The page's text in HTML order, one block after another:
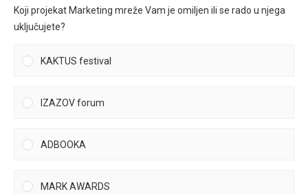
Koji projekat Marketing mreže Vam je omiljen ili se rado u njega
uključujete?
KAKTUS festival
IZAZOV forum
ADBOOKA
MARK AWARDS